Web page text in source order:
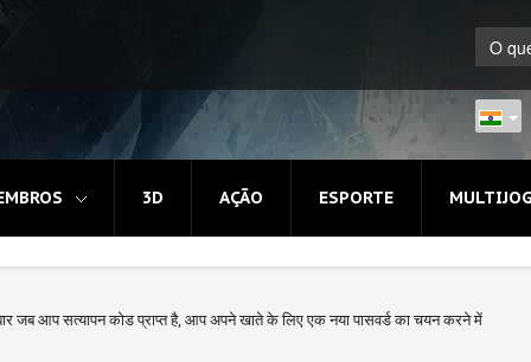
3D AÇÃO ESPORTE
जब आप सत्यापन कोड प्राप्त है, आप अपने खाते के लिए एक नया पासवर्ड का चयन करने में